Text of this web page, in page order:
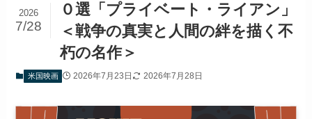
０選「プライベート・ライアン」
＜戦争の真実と人間の絆を描く不
朽の名作＞
2026
7/28
米国映画 2026年7月23日 2026年7月28日